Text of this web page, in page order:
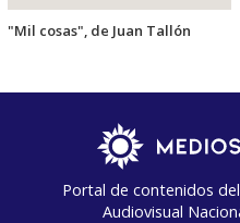
"Mil cosas", de Juan Tallón
Portal de contenidos
Audiovisual